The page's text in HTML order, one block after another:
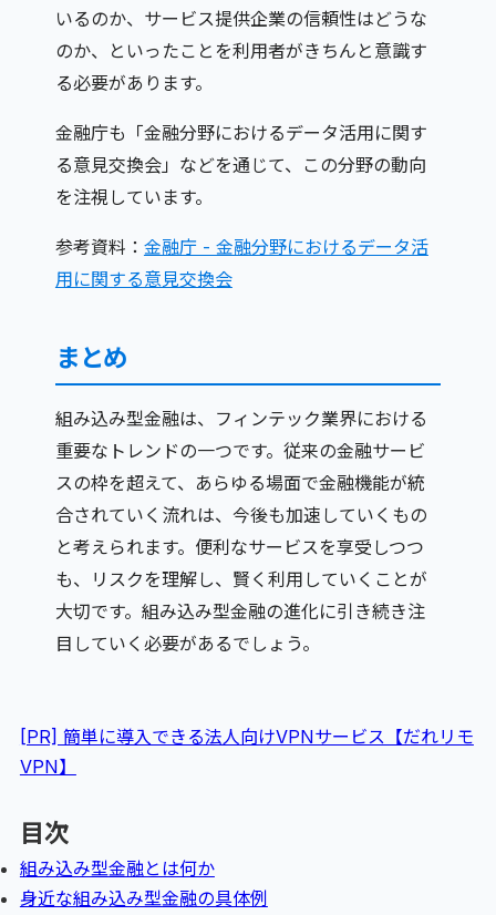
いるのか、サービス提供企業の信頼性はどうな
のか、といったことを利用者がきちんと意識す
る必要があります。
金融庁も「金融分野におけるデータ活用に関す
る意見交換会」などを通じて、この分野の動向
を注視しています。
参考資料： 金融庁 - 金融分野におけるデータ活
用に関する意見交換会
まとめ
組み込み型金融は、フィンテック業界における
重要なトレンドの一つです。従来の金融サービ
スの枠を超えて、あらゆる場面で金融機能が統
合されていく流れは、今後も加速していくもの
と考えられます。便利なサービスを享受しつつ
も、リスクを理解し、賢く利用していくことが
大切です。組み込み型金融の進化に引き続き注
目していく必要があるでしょう。
[PR] 簡単に導入できる法人向けVPNサービス【だれリモ
VPN】
目次
組み込み型金融とは何か
身近な組み込み型金融の具体例